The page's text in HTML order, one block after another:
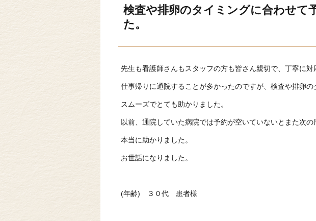
検査や排卵のタイミングに合わせて
た。
先生も看護師さんもスタッフの方も皆さん親切で、丁寧に対
仕事帰りに通院することが多かったのですが、検査や排卵
スムーズでとても助かりました。
以前、通院していた病院では予約が空いていないとまた次
本当に助かりました。
お世話になりました。
(年齢) ３０代 患者様